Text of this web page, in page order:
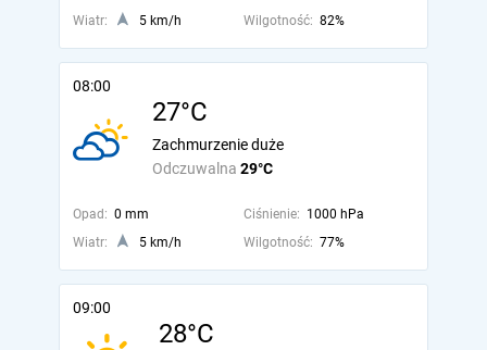
Wiatr: 5 km/h Wilgotność: 82%
08:00
27°C
Odczuwalna 29°C
Zachmurzenie duże
Opad: 0 mm Ciśnienie: 1000 hPa
Wiatr:
5 km/h Wilgotność: 77%
09:00
28°C